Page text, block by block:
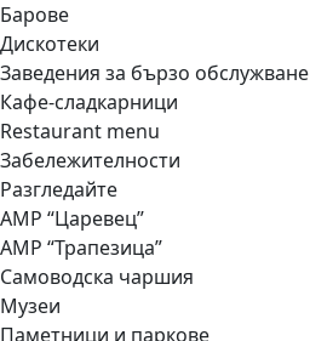
Барове
Дискотеки
Заведения за бързо обслужване
Кафе-сладкарници
Restaurant menu
Забележителности
Разгледайте
АМР “Царевец”
АМР “Трапезица”
Самоводска чаршия
Музеи
Паметници и паркове